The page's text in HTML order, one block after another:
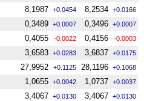
8,1987 +0.0454 8,2534 +0.0166
0,3489 +0.0007 0,3496 +0.0007
0,4055 -0.0022 0,4156 -0.0003
3,6583 +0.0283 3,6837 +0.0175
27,9952 +0.1125 28,1196 +0.1068
1,0655 +0.0042 1,0737 +0.0037
3,4067 +0.0130 3,4067 +0.0130